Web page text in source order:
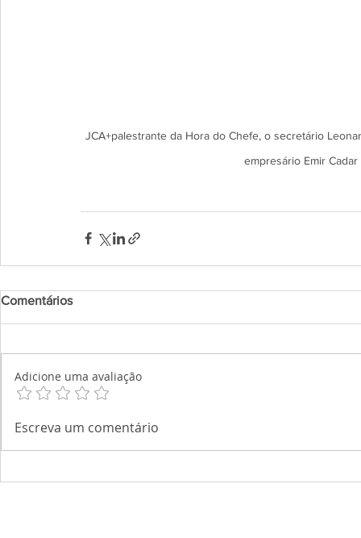
JCA+palestrante da Hora do Chefe, o secretário
empresário Emir
Comentários
Adicione uma avaliação
Escreva um comentário